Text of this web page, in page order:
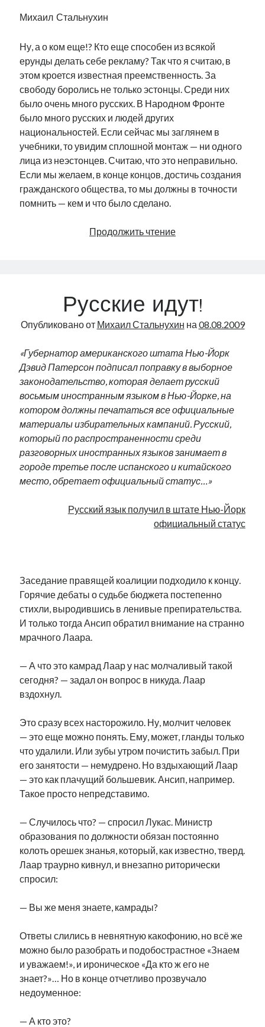
Михаил Стальнухин
Ну, а о ком еще!? Кто еще способен из всякой
ерунды делать себе рекламу? Так что я считаю, в
этом кроется известная преемственность. За
свободу боролись не только эстонцы. Среди них
было очень много русских. В Народном Фронте
было много русских и людей других
национальностей. Если сейчас мы заглянем в
учебники, то увидим сплошной монтаж — ни одного
лица из неэстонцев. Считаю, что это неправильно.
Если мы желаем, в конце концов, достичь создания
гражданского общества, то мы должны в точности
помнить — кем и что было сделано.
Продолжить чтение«От
забыть
свое
прошлое,
не
изменится…»
Русские идут!
Опубликовано от Михаил Стальнухин на 08.08.2009
«Губернатор американского штата Нью-Йорк
Дэвид Патерсон подписал поправку в выборное
законодательство, которая делает русский
восьмым иностранным языком в Нью-Йорке, на
котором должны печататься все официальные
материалы избирательных кампаний. Русский,
который по распространенности среди
разговорных иностранных языков занимает в
городе третье после испанского и китайского
место, обретает официальный статус…»
Русский язык получил в штате Нью-Йорк
официальный статус
Заседание правящей коалиции подходило к концу.
Горячие дебаты о судьбе бюджета постепенно
стихли, выродившись в ленивые препирательства.
И только тогда Ансип обратил внимание на странно
мрачного Лаара.
— А что это камрад Лаар у нас молчаливый такой
сегодня? — задал он вопрос в никуда. Лаар
вздохнул.
Это сразу всех насторожило. Ну, молчит человек
— это еще можно понять. Ему, может, гланды только
что удалили. Или зубы утром почистить забыл. При
его занятости — немудрено. Но вздыхающий Лаар
— это как плачущий большевик. Ансип, например.
Такое просто непредставимо.
— Случилось что? — спросил Лукас. Министр
образования по должности обязан постоянно
колоть орешек знанья, который, как известно, тверд.
Лаар траурно кивнул, и внезапно риторически
спросил:
— Вы же меня знаете, камрады?
Ответы слились в невнятную какофонию, но всё же
можно было разобрать и подобострастное «Знаем
и уважаем!», и ироническое «Да кто ж его не
знает?»… Но в конце отчетливо прозвучало
недоуменное:
— А кто это?